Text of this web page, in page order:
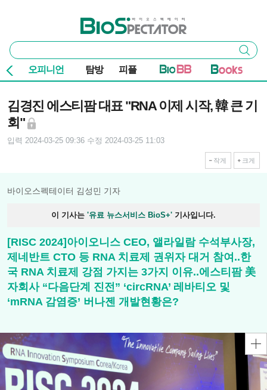
바이오스펙테이터
통
합
검
색
검색
오피니언 탐방 피플
김경진 에스티팜 대표 "RNA 이제 시작, 韓 큰 기
회"
입력 2024-03-25 09:36 수정 2024-03-25 11:03
작게 크게
바이오스펙테이터 김성민 기자
이 기사는 '유료 뉴스서비스 BioS+' 기사입니다.
[RISC 2024]아이오니스 CEO, 앨라일람 수석부사장,
제네반트 CTO 등 RNA 치료제 권위자 대거 참여..한
국 RNA 치료제 강점 가지는 3가지 이유..에스티팜 美
자회사 “다음단계 진전” ‘circRNA’ 레바티오 및
‘mRNA 감염증’ 버나젠 개발현황은?